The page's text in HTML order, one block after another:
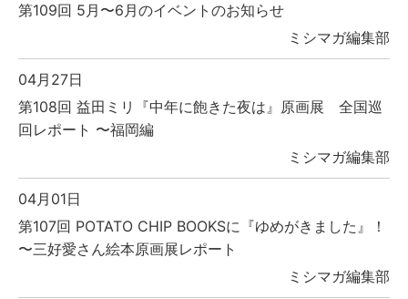
第109回 5月〜6月のイベントのお知らせ
ミシマガ編集部
04月27日
第108回 益田ミリ『中年に飽きた夜は』原画展 全国巡
回レポート 〜福岡編
ミシマガ編集部
04月01日
第107回 POTATO CHIP BOOKSに『ゆめがきました』！
〜三好愛さん絵本原画展レポート
ミシマガ編集部